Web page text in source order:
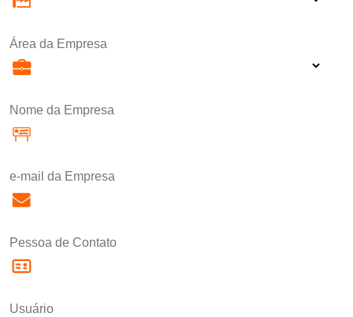
Área da Empresa
Nome da Empresa
e-mail da Empresa
Pessoa de Contato
Usuário